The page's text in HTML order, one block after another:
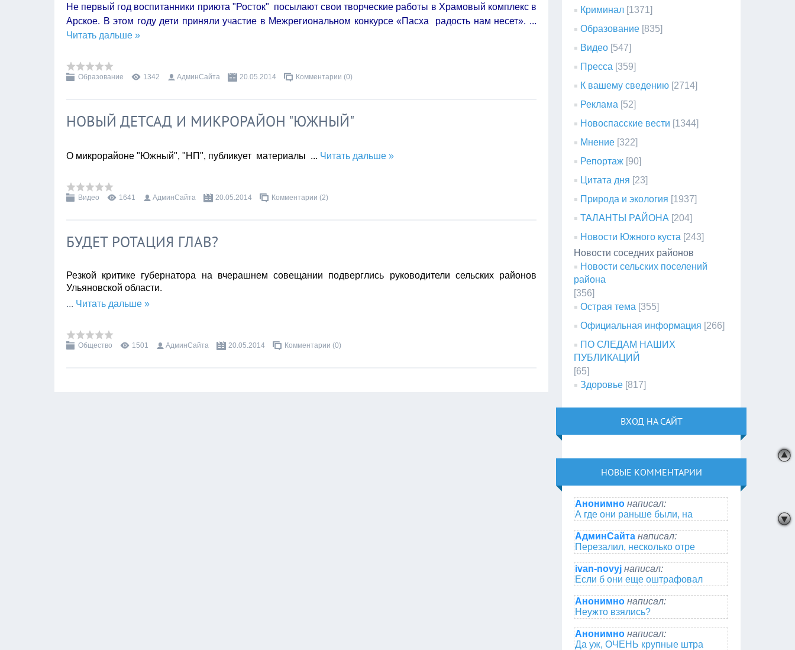
Не первый год воспитанники приюта "Росток" посылают свои творческие работы в Храмовый комплекс в
Арское. В этом году дети приняли участие в Межрегиональном конкурсе «Пасха радость нам несет». ...
Читать дальше »
Образование 1342 АдминСайта 20.05.2014 Комментарии (0)
НОВЫЙ ДЕТСАД И МИКРОРАЙОН "ЮЖНЫЙ"
О микрорайоне "Южный", "НП", публикует материалы ... Читать дальше »
Видео 1641 АдминСайта 20.05.2014 Комментарии (2)
БУДЕТ РОТАЦИЯ ГЛАВ?
Резкой критике губернатора на вчерашнем совещании подверглись руководители сельских районов
Ульяновской области.
... Читать дальше »
Общество 1501 АдминСайта 20.05.2014 Комментарии (0)
Криминал [1371]
Образование [835]
Видео [547]
Пресса [359]
К вашему сведению [2714]
Реклама [52]
Новоспасские вести [1344]
Мнение [322]
Репортаж [90]
Цитата дня [23]
Природа и экология [1937]
ТАЛАНТЫ РАЙОНА [204]
Новости Южного куста [243]
Новости соседних районов
Новости сельских поселений
района
[356]
Острая тема [355]
Официальная информация [266]
ПО СЛЕДАМ НАШИХ
ПУБЛИКАЦИЙ
[65]
Здоровье [817]
ВХОД НА САЙТ
НОВЫЕ КОММЕНТАРИИ
Анонимно написал:
А где они раньше были, на
АдминСайта написал:
Перезалил, несколько отре
ivan-novyj написал:
Если б они еще оштрафовал
Анонимно написал:
Неужто взялись?
Анонимно написал:
Да уж, ОЧЕНЬ крупные штра